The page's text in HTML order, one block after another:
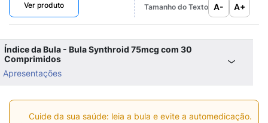
Ver produto Tamanho do Texto A- A+
Índice da Bula - Bula Synthroid 75mcg com 30
Comprimidos
Apresentações
Cuide da sua saúde: leia a bula e evite a automedicação.